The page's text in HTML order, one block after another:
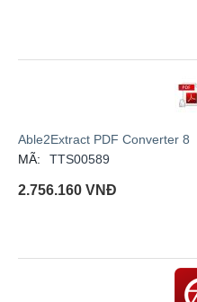
Able2Extract PDF Converter 8
MÃ:
TTS00589
2.756.160 VNĐ